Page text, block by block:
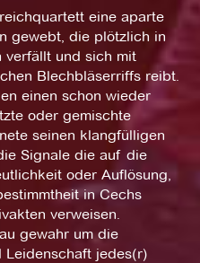
eine aparte
gewebt, die plötzlich in
verfällt und sich mit
Blechbläserriffs reibt.
einen schon wieder
oder gemischte
seinen klangfülligen
Signale die auf die
oder Auflösung,
in Cechs
verweisen.
gewahr um die
jedes(r)